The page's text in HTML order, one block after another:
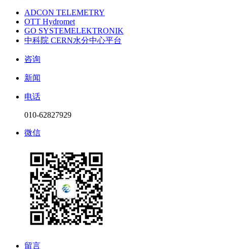
ADCON TELEMETRY
OTT Hydromet
GO SYSTEMELEKTRONIK
中科院 CERN水分中心平台
咨询
新闻
电话
010-62827929
微信
留言